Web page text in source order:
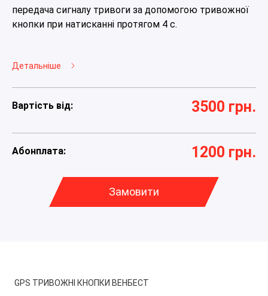
передача сигналу тривоги за допомогою тривожної
кнопки при натисканні протягом 4 с.
Детальніше
Вартість від: 3500 грн.
Абонплата: 1200 грн.
Замовити
GPS ТРИВОЖНІ КНОПКИ ВЕНБЕСТ